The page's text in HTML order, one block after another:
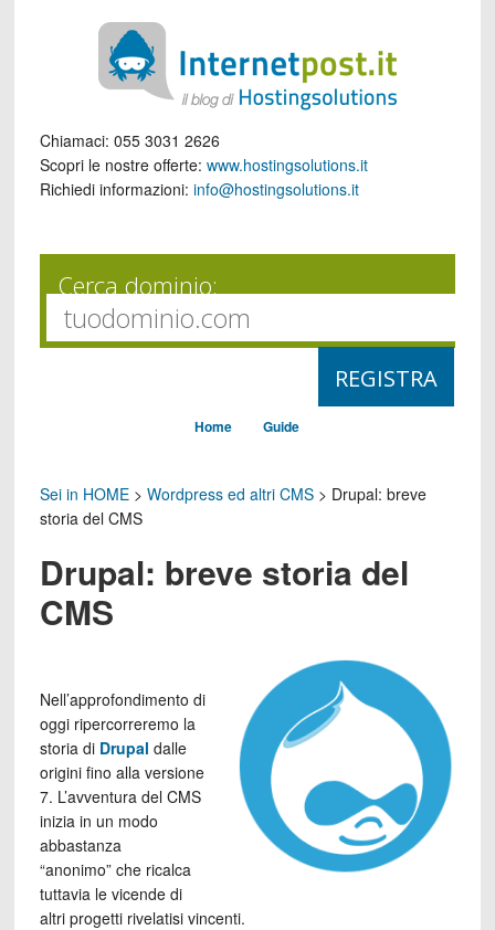
Chiamaci: 055 3031 2626
Scopri le nostre offerte: www.hostingsolutions.it
Richiedi informazioni: info@hostingsolutions.it
Cerca dominio:
Home Guide
Sei in HOME> Wordpress ed altri CMS> Drupal: breve
storia del CMS
Drupal: breve storia del
CMS
Nell’approfondimento di
oggi ripercorreremo la
storia di Drupal dalle
origini fino alla versione
7. L’avventura del CMS
inizia in un modo
abbastanza
“anonimo” che ricalca
tuttavia le vicende di
altri progetti rivelatisi vincenti.